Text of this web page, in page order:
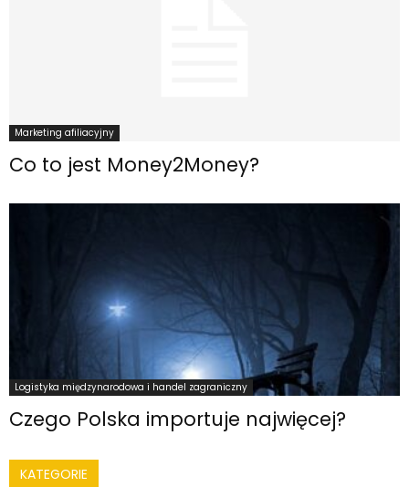
Marketing afiliacyjny
Co to jest Money2Money?
Logistyka międzynarodowa i handel zagraniczny
Czego Polska importuje najwięcej?
KATEGORIE